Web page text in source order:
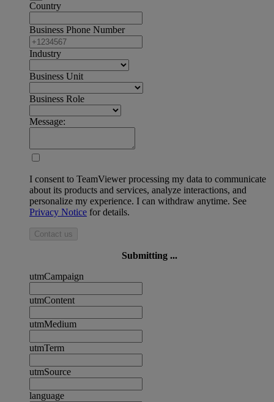
Country
Business Phone Number
Industry
Business Unit
Business Role
Message:
I consent to TeamViewer processing my data to communicate
about its products and services, analyze interactions, and
personalize my experience. I can withdraw anytime. See
Privacy Notice for details.
Contact us
Submitting ...
utmCampaign
utmContent
utmMedium
utmTerm
utmSource
language